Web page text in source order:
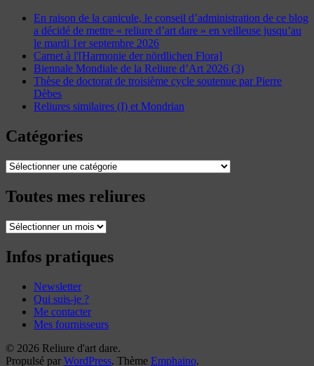
En raison de la canicule, le conseil d’administration de ce blog
a décidé de mettre « reliure d’art dare » en veilleuse jusqu’au
le mardi 1er septembre 2026
Carnet à l'[Harmonie der nördlichen Flora]
Biennale Mondiale de la Reliure d’Art 2026 (3)
Thèse de doctorat de troisième cycle soutenue par Pierre
Dèbes
Reliures similaires (I) et Mondrian
Catégories
Catégories
Toutes mes reliures
Toutes
reliures
Infos pratiques
Newsletter
Qui suis-je ?
Me contacter
Mes fournisseurs
© 2026 Reliure d'art dare.
Propulsé par WordPress. Thème Emphaino.